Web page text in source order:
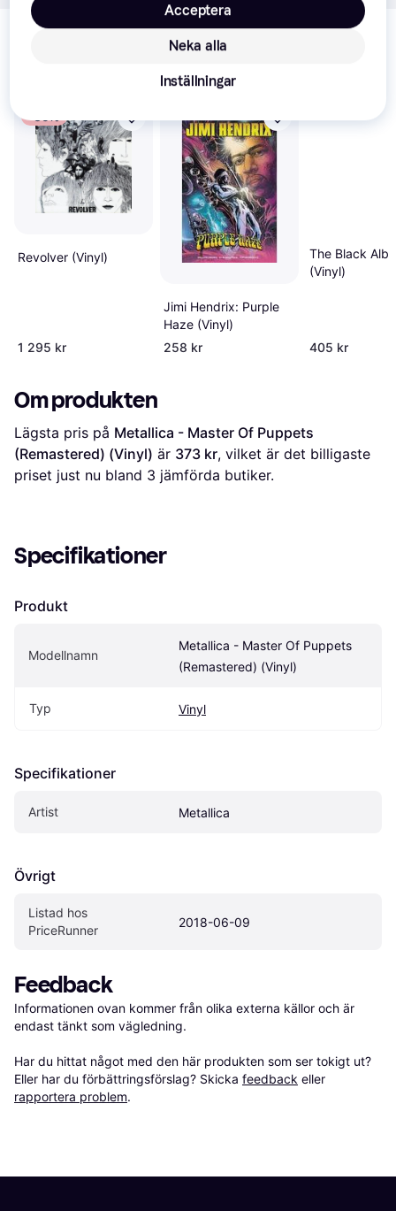
Relaterade produkter
Vi har plockat fram ett urval av produkter som kanske skulle
Revolver (Vinyl)
1 295 kr
Jimi Hendrix: Purple
Haze (Vinyl)
258 kr
The Black
(Vinyl)
405 kr
Om produkten
Lägsta pris på Metallica - Master Of Puppets
(Remastered) (Vinyl) är 373 kr, vilket är det billigaste
priset just nu bland 3 jämförda butiker.
Specifikationer
Produkt
Modellnamn
Metallica - Master Of Puppets
(Remastered) (Vinyl)
Typ Vinyl
Specifikationer
Artist Metallica
Övrigt
Listad hos
PriceRunner
2018-06-09
Feedback
Informationen ovan kommer från olika externa källor och är
endast tänkt som vägledning.
Har du hittat något med den här produkten som ser tokigt ut?
Eller har du förbättringsförslag? Skicka feedback eller
rapportera problem.
Neka alla
Acceptera
Inställningar